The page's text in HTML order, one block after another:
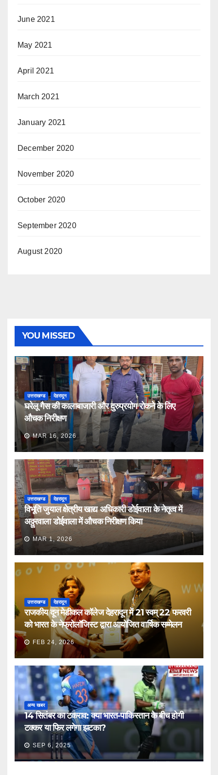
June 2021
May 2021
April 2021
March 2021
January 2021
December 2020
November 2020
October 2020
September 2020
August 2020
YOU MISSED
उत्तराखण्ड देहरादून
घरेलू गैस की कालाबाजारी और दुरुप्रयोग रोकने के लिए
औचक निरीक्षण
MAR 16, 2026
उत्तराखण्ड देहरादून
विभूति जुयाल क्षेत्रीय खाद्य अधिकारी डोईवाला के नेतृत्व में
अठ्ठुरवाला डोईवाला में औचक निरीक्षण किया
MAR 1, 2026
उत्तराखण्ड देहरादून
राजकीय दून मेडीकल कॉलेज देहरादून में 21 स्वम् 22 फरवरी
को भारत के नेफ्रोलॉजिस्ट द्वारा आयोजित वार्षिक सम्मेलन
FEB 24, 2026
अन्य खबर
14 सितंबर का टकराव: क्या भारत-पाकिस्तान के बीच होगी
टक्कर या फिर लगेगा झटका?
SEP 6, 2025